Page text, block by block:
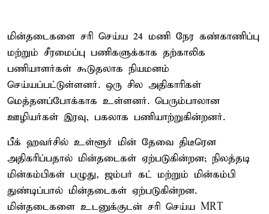
மின்தடைகளை சரி செய்ய 24 மணி நேர கண்காணிப்பு
மற்றும் சீரமைப்பு பணிகளுக்காக தற்காலிக
பணியாளர்கள் கூடுதலாக நியமனம்
செய்யப்பட்டுள்ளனர். ஒரு சில அதிகாரிகள்
மெத்தனப்போக்காக உள்ளனர். பெரும்பாலான
ஊழியர்கள் இரவு, பகலாக பணியாற்றுகின்றனர்.
பீக் ஹவர்சில் உள்ளூர் மின் தேவை திடீரென
அதிகரிப்பதால் மின்தடைகள் ஏற்படுகின்றன; நிலத்தடி
மின்கம்பிகள் பழுது, ஜம்பர் கட் மற்றும் மின்கம்பி
துண்டிப்பால் மின்தடைகள் ஏற்படுகின்றன.
மின்தடைகளை உடனுக்குடன் சரி செய்ய MRT